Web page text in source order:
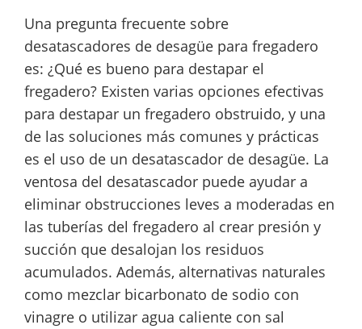
Una pregunta frecuente sobre
desatascadores de desagüe para fregadero
es: ¿Qué es bueno para destapar el
fregadero? Existen varias opciones efectivas
para destapar un fregadero obstruido, y una
de las soluciones más comunes y prácticas
es el uso de un desatascador de desagüe. La
ventosa del desatascador puede ayudar a
eliminar obstrucciones leves a moderadas en
las tuberías del fregadero al crear presión y
succión que desalojan los residuos
acumulados. Además, alternativas naturales
como mezclar bicarbonato de sodio con
vinagre o utilizar agua caliente con sal